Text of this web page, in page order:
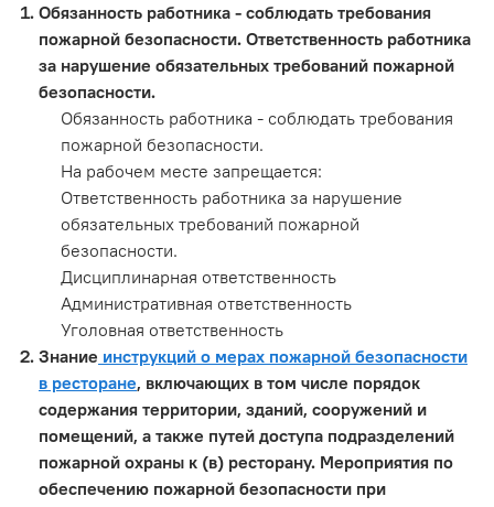
Обязанность работника - соблюдать требования
пожарной безопасности. Ответственность работника
за нарушение обязательных требований пожарной
безопасности.
Обязанность работника - соблюдать требования
пожарной безопасности.
На рабочем месте запрещается:
Ответственность работника за нарушение
обязательных требований пожарной
безопасности.
Дисциплинарная ответственность
Административная ответственность
Уголовная ответственность
Знание инструкций о мерах пожарной безопасности
в ресторане, включающих в том числе порядок
содержания территории, зданий, сооружений и
помещений, а также путей доступа подразделений
пожарной охраны к (в) ресторану. Мероприятия по
обеспечению пожарной безопасности при